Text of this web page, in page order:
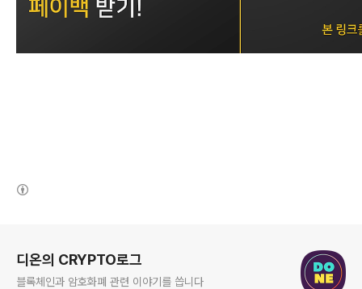
디온의 CRYPTO로그
블록체인과 암호화폐 관련 이야기를 씁니다